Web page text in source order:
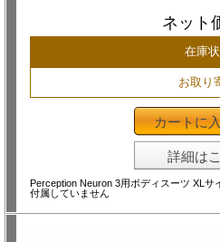
ネット
在庫
お取り
カートに
詳細は
Perception Neuron 3用ボディスーツ XL
付属していません